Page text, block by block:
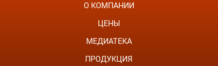
О КОМПАНИИ
ЦЕНЫ
МЕДИАТЕКА
ПРОДУКЦИЯ